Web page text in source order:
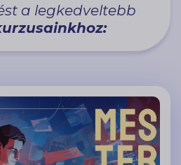
a legkedveltebb